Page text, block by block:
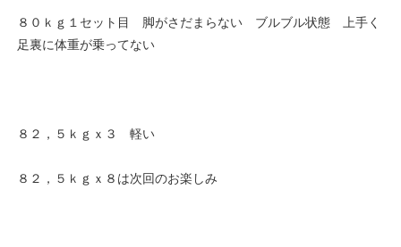
８０ｋｇ１セット目 脚がさだまらない ブルブル状態 上手く
足裏に体重が乗ってない
８２，５ｋｇｘ３ 軽い
８２，５ｋｇｘ８は次回のお楽しみ